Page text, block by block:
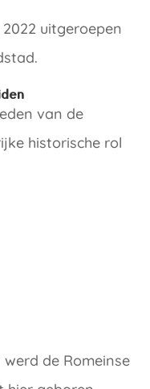
uitgeroepen
van de
historische rol
de Romeinse